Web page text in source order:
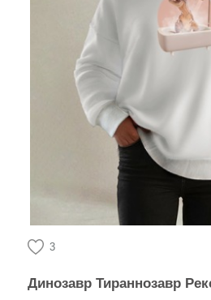
3
Динозавр Тираннозавр Рекс в